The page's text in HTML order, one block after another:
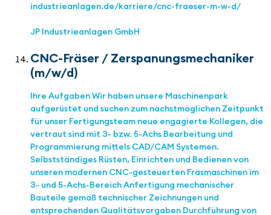
industrieanlagen.de/karriere/cnc-fraeser-m-w-d/
JP Industrieanlagen GmbH
CNC-Fräser / Zerspanungsmechaniker
(m/w/d)
Ihre Aufgaben Wir haben unsere Maschinenpark
aufgerüstet und suchen zum nächstmöglichen Zeitpunkt
für unser Fertigungsteam neue engagierte Kollegen, die
vertraut sind mit 3- bzw. 5-Achs Bearbeitung und
Programmierung mittels CAD/CAM Systemen.
Selbstständiges Rüsten, Einrichten und Bedienen von
unseren modernen CNC-gesteuerten Fräsmaschinen im
3- und 5-Achs-Bereich Anfertigung mechanischer
Bauteile gemäß technischer Zeichnungen und
entsprechenden Qualitätsvorgaben Durchführung von